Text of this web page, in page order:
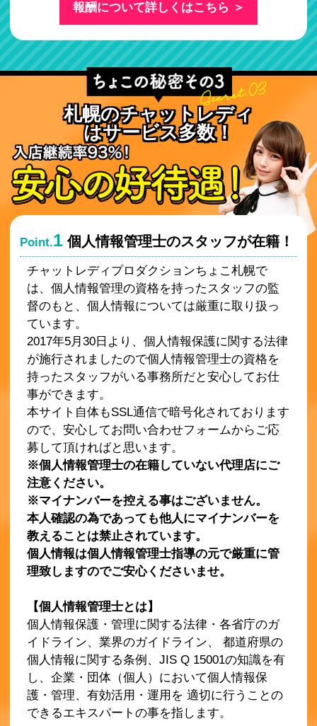
報酬について詳しくはこちら ＞
札幌のチャットレディ
はサービス多数！
Point.1 個人情報管理士のスタッフが在籍！
チャットレディプロダクションちょこ札幌で
は、個人情報管理の資格を持ったスタッフの監
督のもと、個人情報については厳重に取り扱っ
ています。
2017年5月30日より、個人情報保護に関する法律
が施行されましたので個人情報管理士の資格を
持ったスタッフがいる事務所だと安心してお仕
事ができます。
本サイト自体もSSL通信で暗号化されております
ので、安心してお問い合わせフォームからご応
募して頂ければと思います。
※個人情報管理士の在籍していない代理店にご
注意ください。
※マイナンバーを控える事はございません。
本人確認の為であっても他人にマイナンバーを
教えることは禁止されています。
個人情報は個人情報管理士指導の元で厳重に管
理致しますのでご安心くださいませ。
【個人情報管理士とは】
個人情報保護・管理に関する法律・各省庁のガ
イドライン、業界のガイドライン、 都道府県の
個人情報に関する条例、JIS Q 15001の知識を有
し、企業・団体（個人）において個人情報保
護・管理、有効活用・運用を 適切に行うことの
できるエキスパートの事を指します。